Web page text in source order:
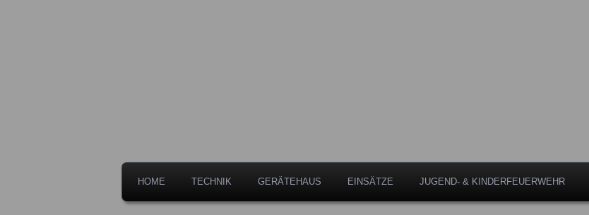
HOME TECHNIK GERÄTEHAUS EINSÄTZE JUGEND- & KINDERFEUERWEHR